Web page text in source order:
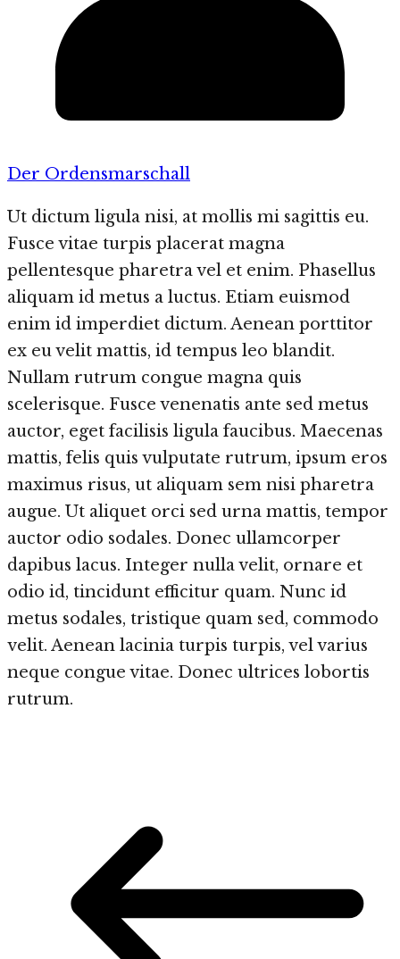
Der Ordensmarschall
Ut dictum ligula nisi, at mollis mi sagittis eu.
Fusce vitae turpis placerat magna
pellentesque pharetra vel et enim. Phasellus
aliquam id metus a luctus. Etiam euismod
enim id imperdiet dictum. Aenean porttitor
ex eu velit mattis, id tempus leo blandit.
Nullam rutrum congue magna quis
scelerisque. Fusce venenatis ante sed metus
auctor, eget facilisis ligula faucibus. Maecenas
mattis, felis quis vulputate rutrum, ipsum eros
maximus risus, ut aliquam sem nisi pharetra
augue. Ut aliquet orci sed urna mattis, tempor
auctor odio sodales. Donec ullamcorper
dapibus lacus. Integer nulla velit, ornare et
odio id, tincidunt efficitur quam. Nunc id
metus sodales, tristique quam sed, commodo
velit. Aenean lacinia turpis turpis, vel varius
neque congue vitae. Donec ultrices lobortis
rutrum.